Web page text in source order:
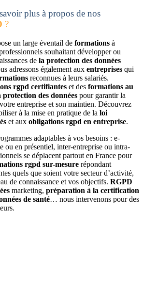
plus à propos de nos
?
un large éventail de formations à
souhaitant développer ou
de la protection des données
adressons également aux entreprises qui
reconnues à leurs salariés.
rgpd certifiantes et des formations au
protection des données pour garantir la
entreprise et son maintien. Découvrez
à la mise en pratique de la loi
et aux obligations rgpd en entreprise.
adaptables à vos besoins : e-
ou en présentiel, inter-entreprise ou intra-
se déplacent partout en France pour
rgpd sur-mesure répondant
quels que soient votre secteur d’activité,
de connaissance et vos objectifs. RGPD
marketing, préparation à la certification
de santé… nous intervenons pour des